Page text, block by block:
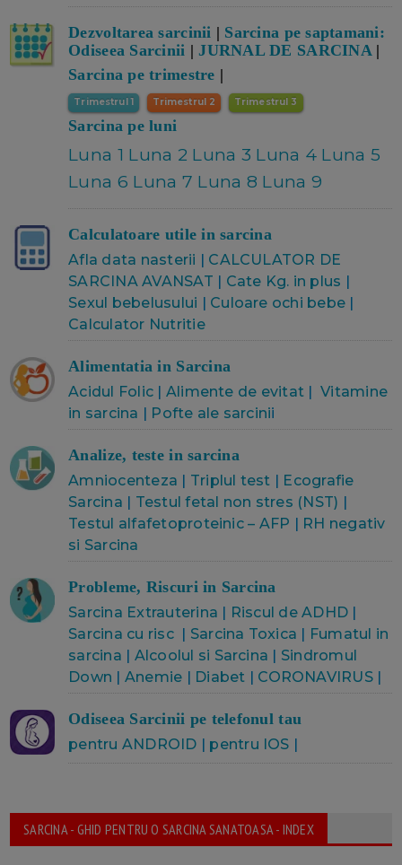
Dezvoltarea sarcinii | Sarcina pe saptamani:
Odiseea Sarcinii |JURNAL DE SARCINA |
Sarcina pe trimestre |
Trimestrul 1 Trimestrul 2 Trimestrul 3
Sarcina pe luni
Luna 1 Luna 2 Luna 3 Luna 4 Luna 5
Luna 6 Luna 7 Luna 8 Luna 9
Calculatoare utile in sarcina
Afla data nasterii | CALCULATOR DE
SARCINA AVANSAT | Cate Kg. in plus |
Sexul bebelusului | Culoare ochi bebe |
Calculator Nutritie
Alimentatia in Sarcina
Acidul Folic | Alimente de evitat |Vitamine
in sarcina | Pofte ale sarcinii
Analize, teste in sarcina
Amniocenteza | Triplul test | Ecografie
Sarcina | Testul fetal non stres (NST) |
Testul alfafetoproteinic – AFP | RH negativ
si Sarcina
Probleme, Riscuri in Sarcina
Sarcina Extrauterina | Riscul de ADHD |
Sarcina cu risc| Sarcina Toxica | Fumatul in
sarcina | Alcoolul si Sarcina | Sindromul
Down | Anemie | Diabet | CORONAVIRUS|
Odiseea Sarcinii pe telefonul tau
pentru ANDROID | pentru IOS |
SARCINA - GHID PENTRU O SARCINA SANATOASA - INDEX